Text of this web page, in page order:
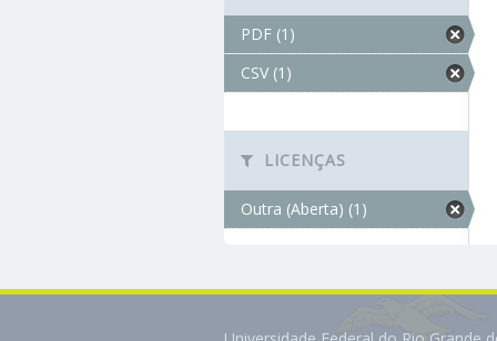
PDF (1)
CSV (1)
LICENÇAS
Outra (Aberta) (1)